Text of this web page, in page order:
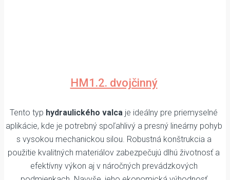
HM1.2. dvojčinný
Tento typ hydraulického valca je ideálny pre priemyselné
aplikácie, kde je potrebný spoľahlivý a presný lineárny pohyb
s vysokou mechanickou silou. Robustná konštrukcia a
použitie kvalitných materiálov zabezpečujú dlhú životnosť a
efektívny výkon aj v náročných prevádzkových